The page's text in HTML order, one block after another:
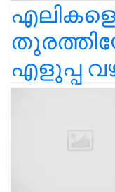
എലികളെ
എളുപ്പ